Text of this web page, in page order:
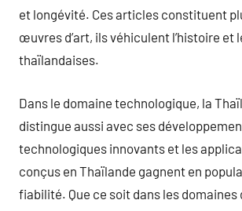
et longévité. Ces articles constituent
œuvres d’art, ils véhiculent l’histoire et
thaïlandaises.
Dans le domaine technologique, la
distingue aussi avec ses
technologiques innovants et les
conçus en Thaïlande gagnent en
fiabilité. Que ce soit dans les domaines